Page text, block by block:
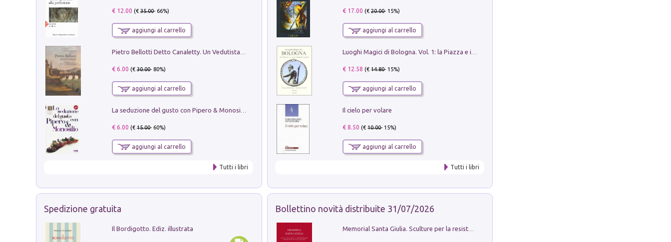
€ 12.00 (€35.00- 66%)
aggiungi al carrello
€ 6.00 (€30.00- 80%)
aggiungi al carrello
€ 6.00 (€15.00- 60%)
aggiungi al carrello
Tutti i libri
€ 17.00 (€20.00- 15%)
aggiungi al carrello
€ 12.58 (€14.80- 15%)
aggiungi al carrello
Il cielo per volare
€ 8.50 (€10.00- 15%)
aggiungi al carrello
Tutti i libri
Spedizione gratuita
Il Bordigotto. Ediz. illustrata
Bollettino novità distribuite 31/07/2026